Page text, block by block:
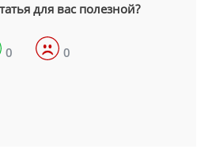
для вас полезной?
0 0